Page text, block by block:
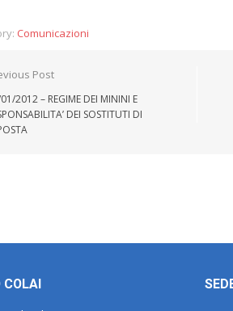
Comunicazioni
Post
2012 – REGIME DEI MININI E
DEI SOSTITUTI DI